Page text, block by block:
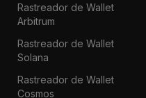
Rastreador de Wallet
Arbitrum
Rastreador de Wallet
Solana
Rastreador de Wallet
Cosmos